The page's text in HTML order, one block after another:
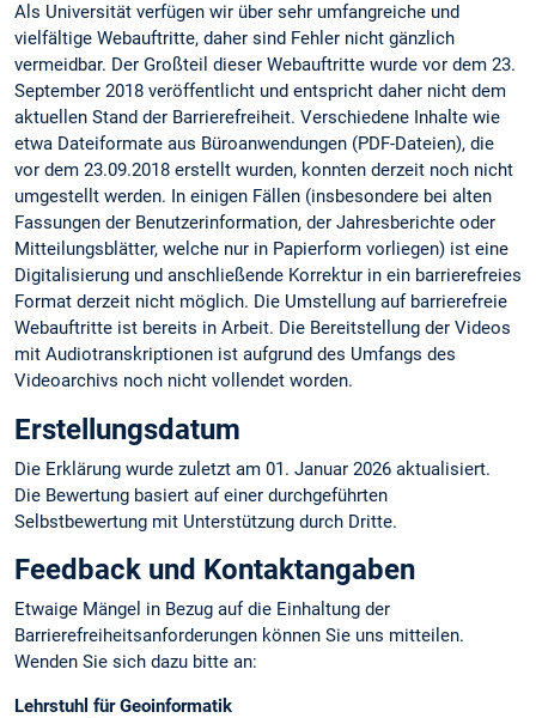
Als Universität verfügen wir über sehr umfangreiche und
vielfältige Webauftritte, daher sind Fehler nicht gänzlich
vermeidbar. Der Großteil dieser Webauftritte wurde vor dem 23.
September 2018 veröffentlicht und entspricht daher nicht dem
aktuellen Stand der Barrierefreiheit. Verschiedene Inhalte wie
etwa Dateiformate aus Büroanwendungen (PDF-Dateien), die
vor dem 23.09.2018 erstellt wurden, konnten derzeit noch nicht
umgestellt werden. In einigen Fällen (insbesondere bei alten
Fassungen der Benutzerinformation, der Jahresberichte oder
Mitteilungsblätter, welche nur in Papierform vorliegen) ist eine
Digitalisierung und anschließende Korrektur in ein barrierefreies
Format derzeit nicht möglich. Die Umstellung auf barrierefreie
Webauftritte ist bereits in Arbeit. Die Bereitstellung der Videos
mit Audiotranskriptionen ist aufgrund des Umfangs des
Videoarchivs noch nicht vollendet worden.
Erstellungsdatum
Die Erklärung wurde zuletzt am 01. Januar 2026 aktualisiert.
Die Bewertung basiert auf einer durchgeführten
Selbstbewertung mit Unterstützung durch Dritte.
Feedback und Kontaktangaben
Etwaige Mängel in Bezug auf die Einhaltung der
Barrierefreiheitsanforderungen können Sie uns mitteilen.
Wenden Sie sich dazu bitte an:
Lehrstuhl für Geoinformatik